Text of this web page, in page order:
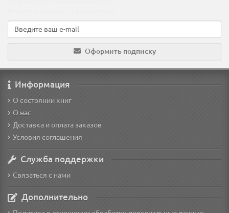
Оформить подписку
Информация
О состоянии книг
О нас
Доставка и оплата заказов
Условия соглашения
Служба поддержки
Связаться с нами
Дополнительно